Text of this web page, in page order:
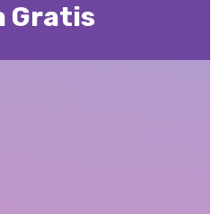
Gratis